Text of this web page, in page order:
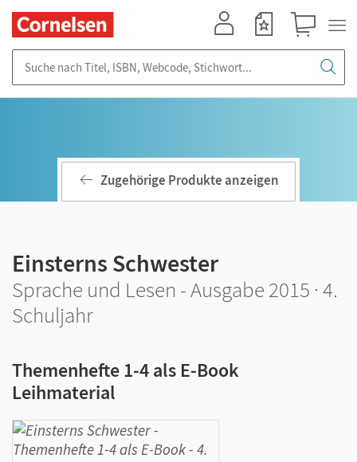
Zugehörige Produkte anzeigen
Einsterns Schwester
Sprache und Lesen - Ausgabe 2015 · 4.
Schuljahr
Themenhefte 1-4 als E-Book
Leihmaterial